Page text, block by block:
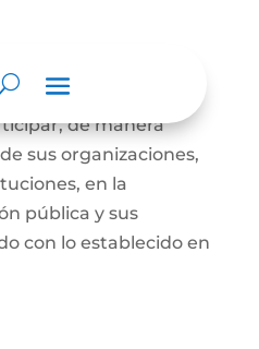
derecho y el deber de
de manera
sus organizaciones,
en la
pública y sus
con lo establecido en